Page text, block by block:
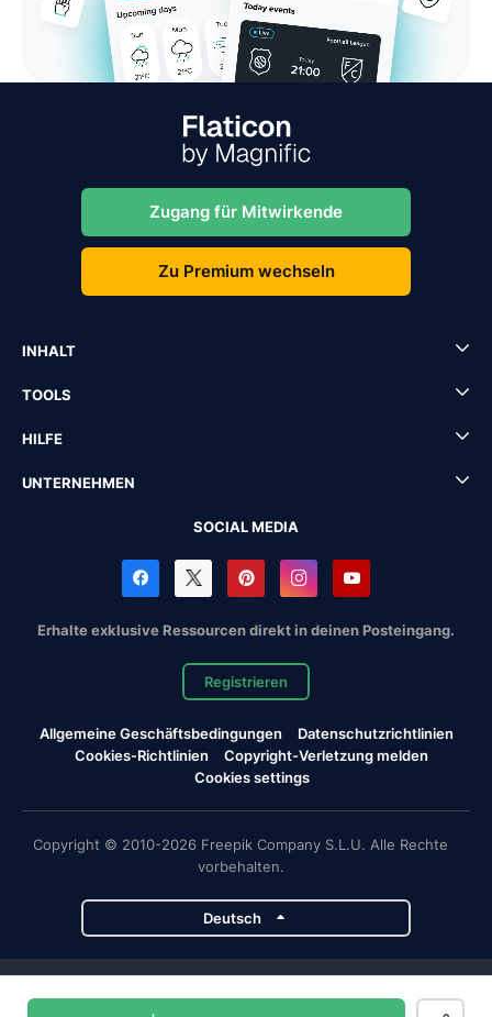
Zugang für Mitwirkende
Zu Premium wechseln
INHALT
TOOLS
HILFE
UNTERNEHMEN
SOCIAL MEDIA
Erhalte exklusive Ressourcen direkt in deinen Posteingang.
Registrieren
Allgemeine Geschäftsbedingungen
Datenschutzrichtlinien
Cookies-Richtlinien
Copyright-Verletzung melden
Cookies settings
Copyright © 2010-2026 Freepik Company S.L.U. Alle Rechte
vorbehalten.
Deutsch